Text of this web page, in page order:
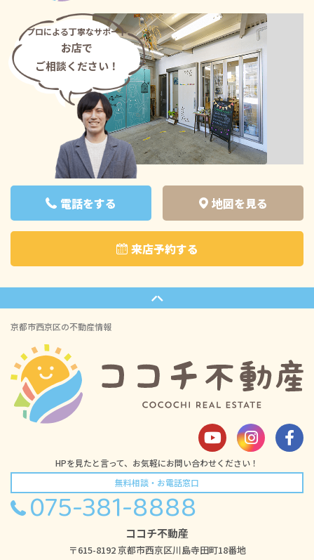
プロによる丁寧なサポート
お店で
ご相談ください！
電話をする 地図を見る
来店予約する
京都市西京区の不動産情報
HPを見たと言って、お気軽にお問い合わせください！
無料相談・お電話窓口
075-381-8888
ココチ不動産
〒615-8192 京都市西京区川島寺田町18番地